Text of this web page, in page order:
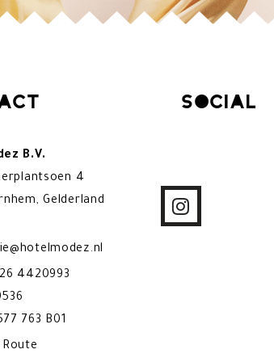
B.V.
4
Gelderland
4420993
763 B01
Social